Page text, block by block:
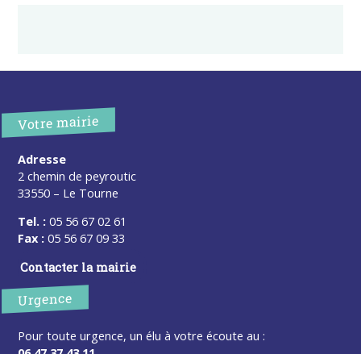
Votre mairie
Adresse
2 chemin de peyroutic
33550 – Le Tourne
Tel. : 05 56 67 02 61
Fax : 05 56 67 09 33
Contacter la mairie
Urgence
Pour toute urgence, un élu à votre écoute au :